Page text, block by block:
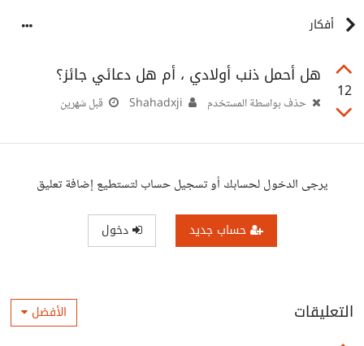
أفكار
12
هل أحمل ذنب أولادي ، أم هل دعائي جائز؟
حذف بواسطة المستخدم قبل شهرين
يرجى الدخول لحسابك أو تسجيل حساب لتستطيع إضافة تعليق
حساب جديد دخول
التعليقات الأفضل